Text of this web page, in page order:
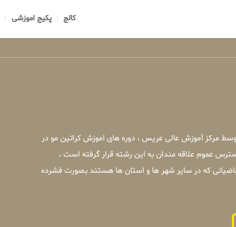
کالج پکیج اموزشی
مرکز آموزش عالی عریس ، دوره های اموزش کراتین مو در
عموم علاقه مندان به این رشته قرار گرفته است ،
که در سایر شهر ها و استان ها هستند بصورت فشرده